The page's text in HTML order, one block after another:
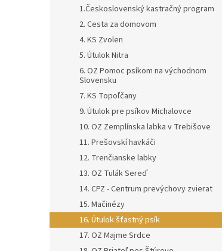
1.Československý kastračný program
2. Cesta za domovom
4. KS Zvolen
5. Útulok Nitra
6. OZ Pomoc psíkom na východnom
Slovensku
7. KS Topoľčany
9. Útulok pre psíkov Michalovce
10. OZ Zemplínska labka v Trebišove
11. Prešovskí havkáči
12. Trenčianske labky
13. OZ Tulák Sereď
14. CPZ - Centrum prevýchovy zvierat
15. Mačinézy
16. Útulok šťastný psík
17. OZ Majme Srdce